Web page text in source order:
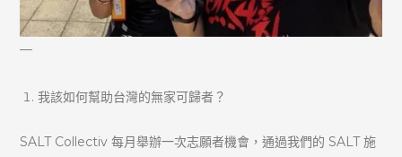
—
我該如何幫助台灣的無家可歸者？
SALT Collectiv 每月舉辦一次志願者機會，通過我們的 SALT 施